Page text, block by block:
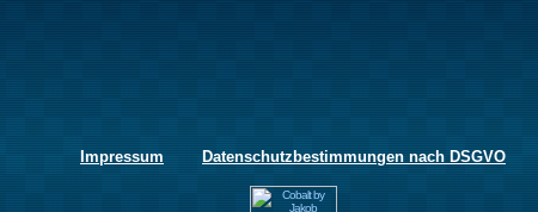
Impressum Datenschutzbestimmungen nach DSGVO